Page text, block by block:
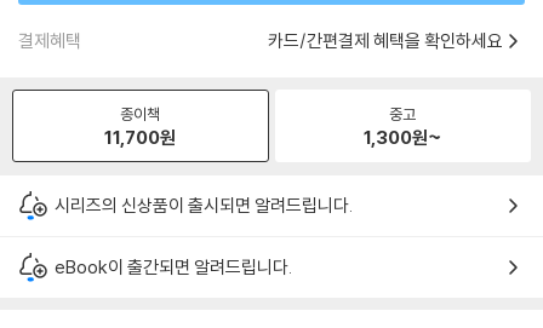
결제혜택 카드/간편결제 혜택을 확인하세요
종이책
11,700원
중고
1,300원~
시리즈의 신상품이 출시되면 알려드립니다.
eBook이 출간되면 알려드립니다.